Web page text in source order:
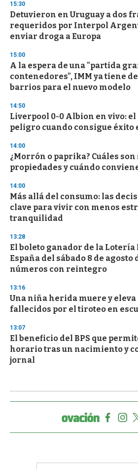
d
s
o
f
3
s
e
c
o
n
15:30
Detuvieron en Uruguay a dos
requeridos por Interpol
enviar droga a Europa
15:00
A la espera de una "partida
contenedores", IMM ya tiene
barrios para el nuevo modelo
14:50
Liverpool 0-0 Albion en vivo:
peligro cuando consigue éxito
14:00
¿Morrón o paprika? Cuáles
propiedades y cuándo
14:00
Más allá del consumo: las
clave para vivir con menos
tranquilidad
13:28
El boleto ganador de la Lotería
España del sábado 8 de agosto
números con reintegro
13:16
Una niña herida muere y eleva
fallecidos por el tiroteo en
13:07
El beneficio del BPS que
horario tras un nacimiento y
jornal